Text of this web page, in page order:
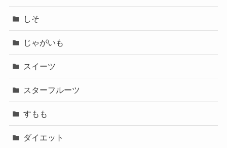
しそ
じゃがいも
スイーツ
スターフルーツ
すもも
ダイエット